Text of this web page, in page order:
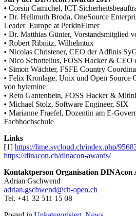
• Corsin Camichel, ICT-
• Dr. Hellmuth Broda, OneSource
Leader Europe at PerkinElmer
• Dr. Matthias Günter, Vorstandsmitglied
• Robert Ribnitz, Wilhelmtux
• Nicolas Christener, CEO der Adfinis
• Nico Schottelius, FOSS Hacker & CEO
• Simon Wächter, FSFE Country
• Felix Kronlage, Unix und Open Source
von bytemine
• Reto Gantenbein, FOSS Hacker &
• Michael Stolz, Software Engineer, SIX
• Marianne Fraefel, Dozentin am E-
Fachhochschule
Links
[1] https://lime.sycloud.ch/index.php/
https://dinacon.ch/dinacon-awards/
Kontaktperson Organisation DINAcon
Adrian Gschwend
adrian.gschwend@ch-open.ch
Tel. +41 32 511 15 08